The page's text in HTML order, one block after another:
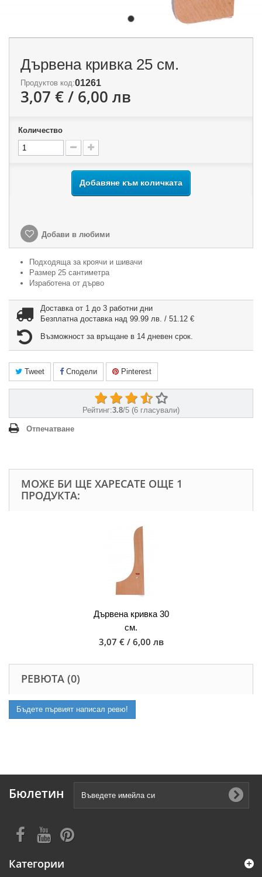
Дървена кривка 25 см.
Продуктов код:01261
3,07 € / 6,00 лв
Количество
Добавяне към количката
Добави в любими
Подходяща за кроячи и шивачи
Размер 25 сантиметра
Изработена от дърво
Доставка от 1 до 3 работни дни
Безплатна доставка над 99.99 лв. / 51.12 €
Възможност за връщане в 14 дневен срок.
Tweet Сподели Pinterest
Рейтинг:3.8/5 (6 гласували)
Отпечатване
МОЖЕ БИ ЩЕ ХАРЕСАТЕ ОЩЕ 1
ПРОДУКТА:
Дървена кривка 30
см.
3,07 € / 6,00 лв
РЕВЮТА (0)
Бъдете първият написал ревю!
Бюлетин
Категории